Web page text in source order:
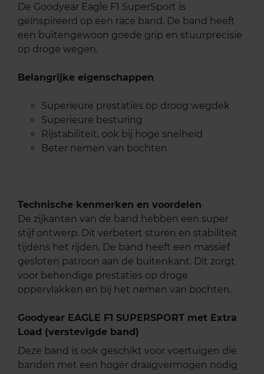
De Goodyear Eagle F1 SuperSport is
geïnspireerd op een race band. De band heeft
een buitengewoon goede grip en stuurprecisie
op droge wegen.
Belangrijke eigenschappen
Superieure prestaties op droog wegdek
Superieure besturing
Rijstabiliteit, ook bij hoge snelheid
Beter nemen van bochten
Technische kenmerken en voordelen
De zijkanten van de band hebben een super
stijf ontwerp. Dit verbetert sturen en stabiliteit
tijdens het rijden. De band heeft een massief
gesloten patroon aan de buitenkant. Dit zorgt
voor behendige prestaties op droge
oppervlakken en bij het nemen van bochten.
Goodyear EAGLE F1 SUPERSPORT met Extra
Load (verstevigde band)
Deze band is ook geschikt voor voertuigen die
banden met een hoger draagvermogen nodig